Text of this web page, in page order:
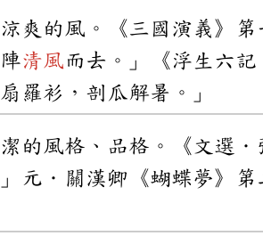
爽的風。《三國演義》
清風 而去。」《浮生六
羅衫，剖瓜解暑。」
的風格、品格。《文選．
元．關漢卿《蝴蝶夢》